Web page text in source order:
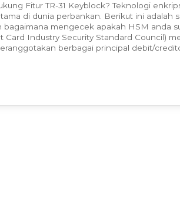
Fitur TR-31 Keyblock? Teknologi
di dunia perbankan. Berikut ini adalah
mengecek apakah HSM anda
Card Industry Security Standard Council)
berbagai principal debit/